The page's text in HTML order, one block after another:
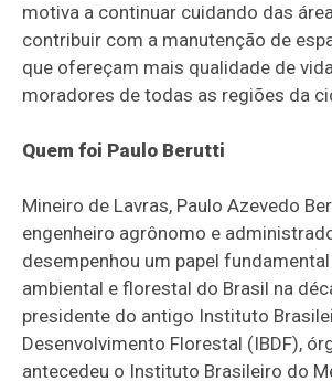
motiva a continuar cuidando das
contribuir com a manutenção de
que ofereçam mais qualidade de
moradores de todas as regiões da
Quem foi Paulo Berutti
Mineiro de Lavras, Paulo Azevedo
engenheiro agrônomo e
desempenhou um papel
ambiental e florestal do Brasil na
presidente do antigo Instituto
Desenvolvimento Florestal (IBDF),
antecedeu o Instituto Brasileiro do